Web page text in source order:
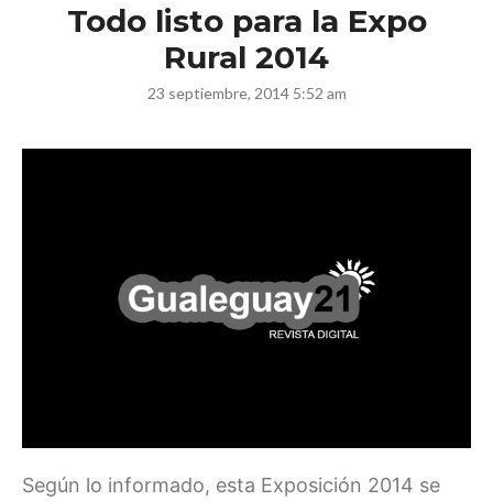
Todo listo para la Expo
Rural 2014
23 septiembre, 2014 5:52 am
Según lo informado, esta Exposición 2014 se